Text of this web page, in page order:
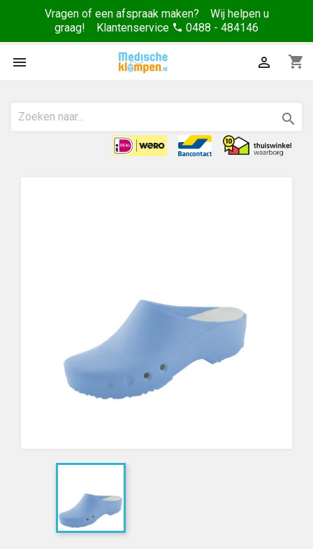
Vragen of een afspraak maken? Wij helpen u
graag! Klantenservice phone 0488 - 484146
 shopping_cart

